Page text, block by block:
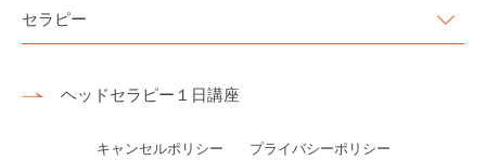
セラピー
ヘッドセラピー１日講座
キャンセルポリシー プライバシーポリシー